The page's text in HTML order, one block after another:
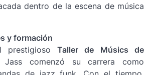
dentro de la escena de música
y formación
prestigiosoTaller de Músics de
comenzó su carrera como